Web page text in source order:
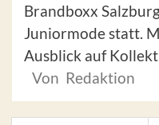
Brandboxx
Juniormode statt.
Ausblick auf
Von Redaktion